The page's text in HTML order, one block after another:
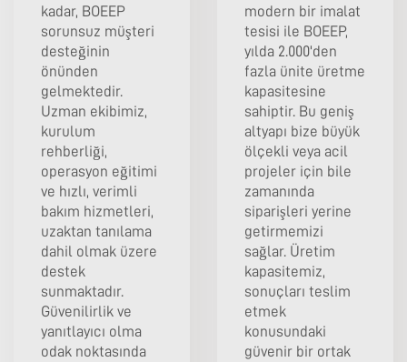
kadar, BOEEP
sorunsuz müşteri
desteğinin
önünden
gelmektedir.
Uzman ekibimiz,
kurulum
rehberliği,
operasyon eğitimi
ve hızlı, verimli
bakım hizmetleri,
uzaktan tanılama
dahil olmak üzere
destek
sunmaktadır.
Güvenilirlik ve
yanıtlayıcı olma
odak noktasında
modern bir imalat
tesisi ile BOEEP,
yılda 2.000'den
fazla ünite üretme
kapasitesine
sahiptir. Bu geniş
altyapı bize büyük
ölçekli veya acil
projeler için bile
zamanında
siparişleri yerine
getirmemizi
sağlar. Üretim
kapasitemiz,
sonuçları teslim
etmek
konusundaki
güvenir bir ortak